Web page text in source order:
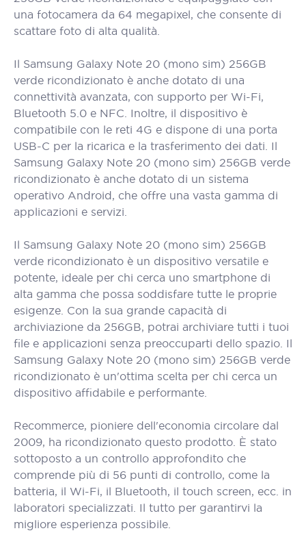
una fotocamera da 64 megapixel, che consente di
scattare foto di alta qualità.
Il Samsung Galaxy Note 20 (mono sim) 256GB
verde ricondizionato è anche dotato di una
connettività avanzata, con supporto per Wi-Fi,
Bluetooth 5.0 e NFC. Inoltre, il dispositivo è
compatibile con le reti 4G e dispone di una porta
USB-C per la ricarica e la trasferimento dei dati. Il
Samsung Galaxy Note 20 (mono sim) 256GB verde
ricondizionato è anche dotato di un sistema
operativo Android, che offre una vasta gamma di
applicazioni e servizi.
Il Samsung Galaxy Note 20 (mono sim) 256GB
verde ricondizionato è un dispositivo versatile e
potente, ideale per chi cerca uno smartphone di
alta gamma che possa soddisfare tutte le proprie
esigenze. Con la sua grande capacità di
archiviazione da 256GB, potrai archiviare tutti i tuoi
file e applicazioni senza preoccuparti dello spazio. Il
Samsung Galaxy Note 20 (mono sim) 256GB verde
ricondizionato è un'ottima scelta per chi cerca un
dispositivo affidabile e performante.
Recommerce, pioniere dell'economia circolare dal
2009, ha ricondizionato questo prodotto. È stato
sottoposto a un controllo approfondito che
comprende più di 56 punti di controllo, come la
batteria, il Wi-Fi, il Bluetooth, il touch screen, ecc. in
laboratori specializzati. Il tutto per garantirvi la
migliore esperienza possibile.